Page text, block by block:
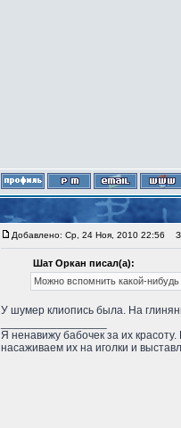
Добавлено: Ср, 24 Ноя, 2010 22:56
Шат Оркан писал(а):
Можно вспомнить какой-
У шумер клиопись была. На
Я ненавижу бабочек за их
насаживаем их на иголки и